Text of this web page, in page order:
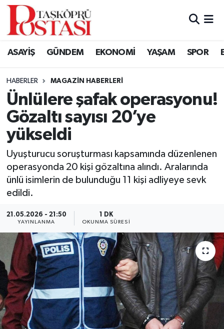
ASAYİŞ GÜNDEM EKONOMİ YAŞAM SPOR
HABERLER MAGAZIN HABERLERI
Ünlülere şafak operasyonu!
Gözaltı sayısı 20’ye
yükseldi
Uyuşturucu soruşturması kapsamında düzenlenen
operasyonda 20 kişi gözaltına alındı. Aralarında
ünlü isimlerin de bulunduğu 11 kişi adliyeye sevk
edildi.
21.05.2026 - 21:50
YAYINLANMA
1 DK
OKUNMA SÜRESI
Kastamonu Vefat Edenler
Araç Haberleri
Azdavay Haberleri
Bozkurt Haberleri
Çatalzeytin Haberleri
Cide Haberleri
Daday Haberleri
Devrekani Haberleri
Doğanyurt Haberleri
Hanönü Haberleri